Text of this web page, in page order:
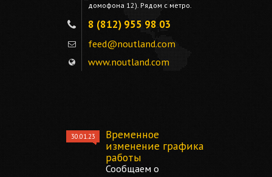
домофона 12). Рядом с метро.
8 (812) 955 98 03
feed@noutland.com
www.noutland.com
30.01.23
Временное
изменение графика
работы
Сообщаем о